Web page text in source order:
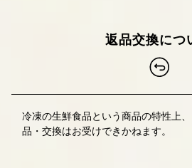
返品交換につ
冷凍の生鮮食品という商品の特性上
品・交換はお受けできかねます。